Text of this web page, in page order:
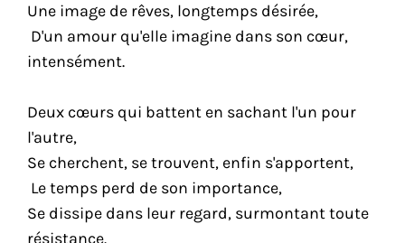
Une image de rêves, longtemps désirée,
D'un amour qu'elle imagine dans son cœur,
intensément.
Deux cœurs qui battent en sachant l'un pour
l'autre,
Se cherchent, se trouvent, enfin s'apportent,
Le temps perd de son importance,
Se dissipe dans leur regard, surmontant toute
résistance.